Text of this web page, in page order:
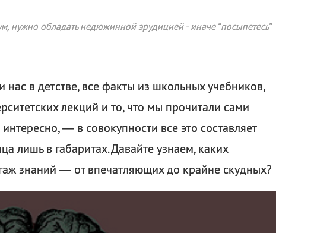
нужно обладать недюжинной эрудицией - иначе “посыпетесь”
нас в детстве, все факты из школьных учебников,
лекций и то, что мы прочитали сами
— в совокупности все это составляет
лишь в габаритах. Давайте узнаем, каких
знаний — от впечатляющих до крайне скудных?